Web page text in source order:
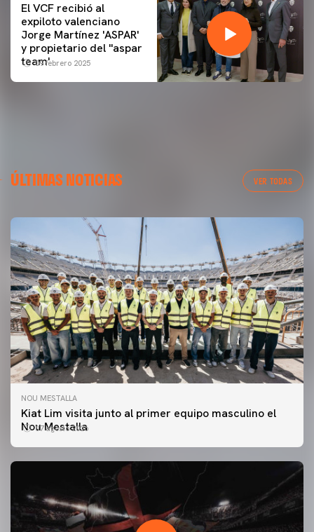
El VCF recibió al
expiloto valenciano
Jorge Martínez 'ASPAR'
y propietario del ''aspar
team'
09 febrero 2025
ÚLTIMAS NOTICIAS VER TODAS
NOU MESTALLA
Kiat Lim visita junto al primer equipo masculino el
Nou Mestalla
07 agosto 2026